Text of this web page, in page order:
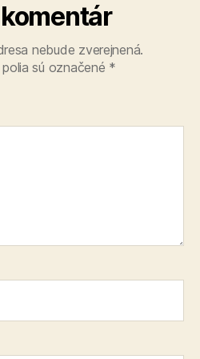
nebude zverejnená.
sú označené *